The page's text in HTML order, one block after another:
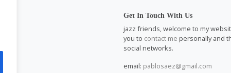
Get In Touch With Us
jazz friends, welcome to my
you to contact me personally and
social networks.
email: pablosaez@gmail.com